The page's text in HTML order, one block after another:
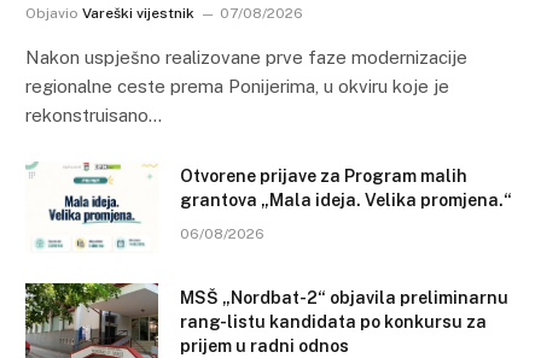
Objavio Vareški vijestnik 07/08/2026
Nakon uspješno realizovane prve faze modernizacije
regionalne ceste prema Ponijerima, u okviru koje je
rekonstruisano…
Otvorene prijave za Program malih
grantova „Mala ideja. Velika promjena.“
06/08/2026
MSŠ „Nordbat-2“ objavila preliminarnu
rang-listu kandidata po konkursu za
prijem u radni odnos